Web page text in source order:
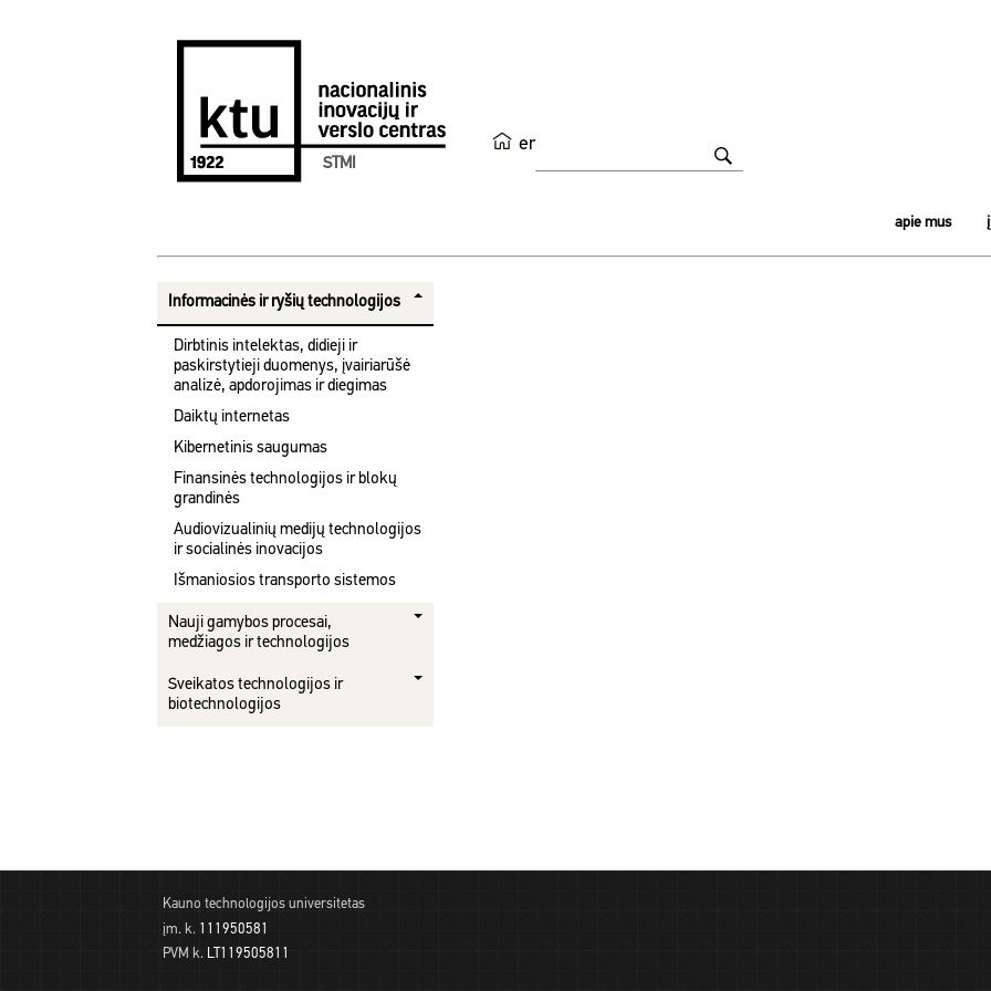
en
STMI
apie mus
Informacinės ir ryšių technologijos
Dirbtinis intelektas, didieji ir
paskirstytieji duomenys, įvairiarūšė
analizė, apdorojimas ir diegimas
Daiktų internetas
Kibernetinis saugumas
Finansinės technologijos ir blokų
grandinės
Audiovizualinių medijų technologijos
ir socialinės inovacijos
Išmaniosios transporto sistemos
Nauji gamybos procesai,
medžiagos ir technologijos
Sveikatos technologijos ir
biotechnologijos
Kauno technologijos universitetas
įm. k. 111950581
PVM k. LT119505811